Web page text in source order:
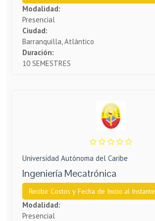
Modalidad:
Presencial
Ciudad:
Barranquilla, Atlántico
Duración:
10 SEMESTRES
Universidad Autónoma del Caribe
Ingeniería Mecatrónica
Recibir Costos y Fecha de Inicio al Instante
Modalidad:
Presencial